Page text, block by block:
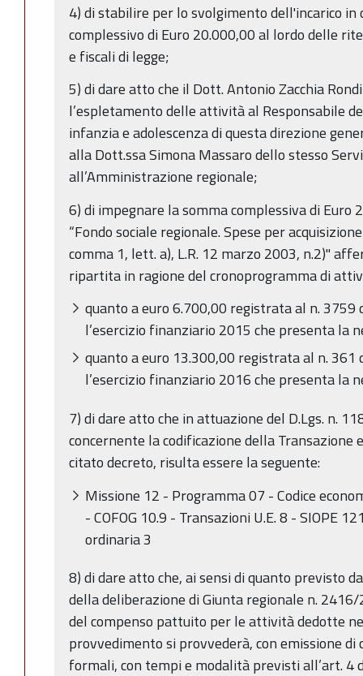
4) di stabilire per lo svolgimento dell'incarico in
complessivo di Euro 20.000,00 al lordo delle
e fiscali di legge;
5) di dare atto che il Dott. Antonio Zacchia
l’espletamento delle attività al Responsabile
infanzia e adolescenza di questa direzione
alla Dott.ssa Simona Massaro dello stesso
all’Amministrazione regionale;
6) di impegnare la somma complessiva di Euro
“Fondo sociale regionale. Spese per
comma 1, lett. a), L.R. 12 marzo 2003, n.2)"
ripartita in ragione del cronoprogramma di
quanto a euro 6.700,00 registrata al n. 3759
l’esercizio finanziario 2015 che presenta la
quanto a euro 13.300,00 registrata al n. 361
l’esercizio finanziario 2016 che presenta la
7) di dare atto che in attuazione del D.Lgs. n.
concernente la codificazione della
citato decreto, risulta essere la seguente:
Missione 12 - Programma 07 - Codice
- COFOG 10.9 - Transazioni U.E. 8 - SIOPE
ordinaria 3
8) di dare atto che, ai sensi di quanto previsto
della deliberazione di Giunta regionale n.
del compenso pattuito per le attività dedotte
provvedimento si provvederà, con emissione
formali, con tempi e modalità previsti all’art. 4